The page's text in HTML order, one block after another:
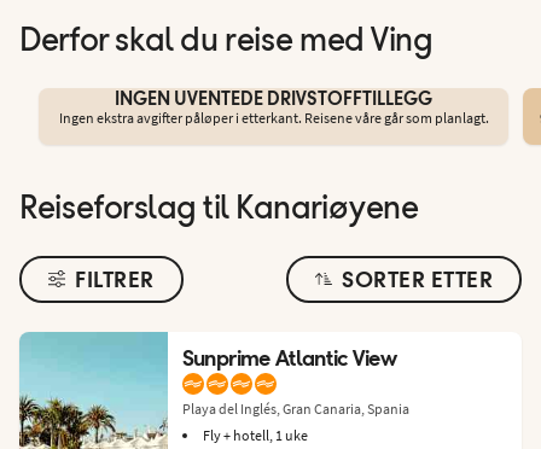
Derfor skal du reise med Ving
INGEN UVENTEDE DRIVSTOFFTILLEGG
Ingen ekstra avgifter påløper i etterkant. Reisene våre går som planlagt.
Reiseforslag til Kanariøyene
FILTRER SORTER ETTER
Sunprime Atlantic View
Playa del Inglés, Gran Canaria, Spania
Fly + hotell, 1 uke